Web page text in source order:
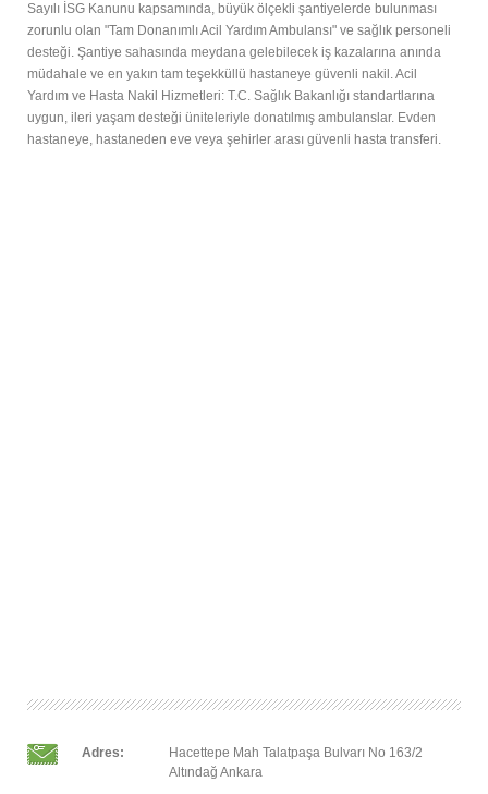
Sayılı İSG Kanunu kapsamında, büyük ölçekli şantiyelerde bulunması
zorunlu olan "Tam Donanımlı Acil Yardım Ambulansı" ve sağlık personeli
desteği. Şantiye sahasında meydana gelebilecek iş kazalarına anında
müdahale ve en yakın tam teşekküllü hastaneye güvenli nakil. Acil
Yardım ve Hasta Nakil Hizmetleri: T.C. Sağlık Bakanlığı standartlarına
uygun, ileri yaşam desteği üniteleriyle donatılmış ambulanslar. Evden
hastaneye, hastaneden eve veya şehirler arası güvenli hasta transferi.
Adres:
Hacettepe Mah Talatpaşa Bulvarı No 163/2
Altındağ Ankara